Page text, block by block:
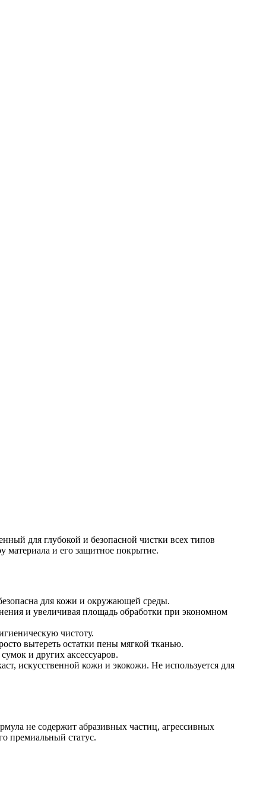
для глубокой и безопасной чистки всех типов
материала и его защитное покрытие.
для кожи и окружающей среды.
и увеличивая площадь обработки при экономном
чистоту.
вытереть остатки пены мягкой тканью.
и других аксессуаров.
искусственной кожи и экокожи. Не используется для
не содержит абразивных частиц, агрессивных
премиальный статус.